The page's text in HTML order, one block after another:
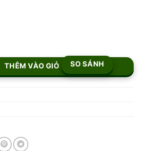
THÊM VÀO GIỎ SO SÁNH